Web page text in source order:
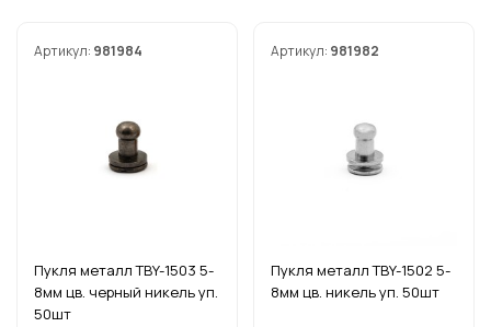
Артикул: 981984
Пукля металл TBY-1503 5-
8мм цв. черный никель уп.
50шт
Артикул: 981982
Пукля металл TBY-1502 5-
8мм цв. никель уп. 50шт